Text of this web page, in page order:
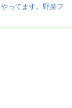
ってます。野菜フ